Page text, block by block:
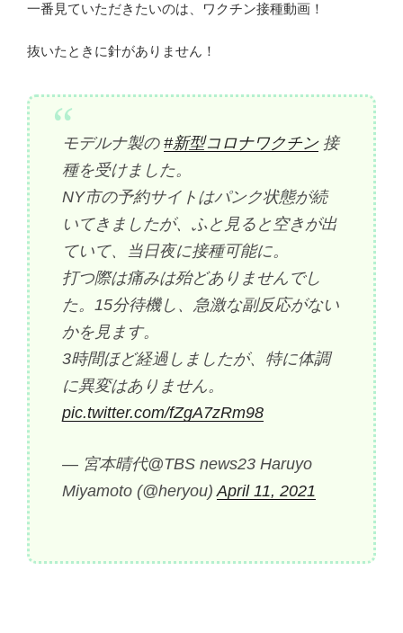
一番見ていただきたいのは、ワクチン接種動画！
抜いたときに針がありません！
モデルナ製の #新型コロナワクチン接
種を受けました。
NY市の予約サイトはパンク状態が続
いてきましたが、ふと見ると空きが出
ていて、当日夜に接種可能に。
打つ際は痛みは殆どありませんでし
た。15分待機し、急激な副反応がない
かを見ます。
3時間ほど経過しましたが、特に体調
に異変はありません。
pic.twitter.com/fZgA7zRm98
— 宮本晴代@TBS news23 Haruyo
Miyamoto (@heryou) April 11, 2021